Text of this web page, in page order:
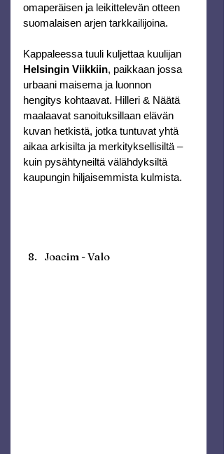
omaperäisen ja leikittelevän otteen
suomalaisen arjen tarkkailijoina.
Kappaleessa tuuli kuljettaa kuulijan
Helsingin Viikkiin, paikkaan jossa
urbaani maisema ja luonnon
hengitys kohtaavat. Hilleri & Näätä
maalaavat sanoituksillaan elävän
kuvan hetkistä, jotka tuntuvat yhtä
aikaa arkisilta ja merkityksellisiltä –
kuin pysähtyneiltä välähdyksiltä
kaupungin hiljaisemmista kulmista.
Joacim - Valo